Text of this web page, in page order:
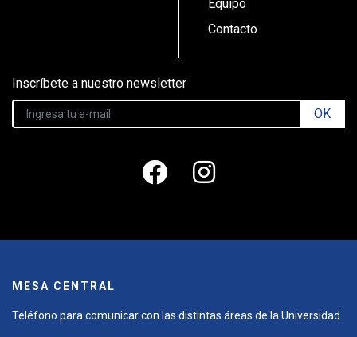
Equipo
Contacto
Inscríbete a nuestro newsletter
OK
MESA CENTRAL
Teléfono para comunicar con las distintas áreas de la Universidad.